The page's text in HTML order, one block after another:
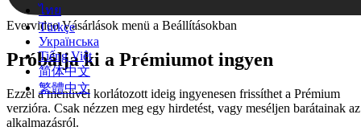
ไทย
Türkçe
Українська
Tiếng Việt
简体中文
繁體中文
Evervideo Vásárlások menü a Beállításokban
Próbálja ki a Prémiumot ingyen
Ezzel a menüvel korlátozott ideig ingyenesen frissíthet a Prémium
verzióra. Csak nézzen meg egy hirdetést, vagy meséljen barátainak az
alkalmazásról.